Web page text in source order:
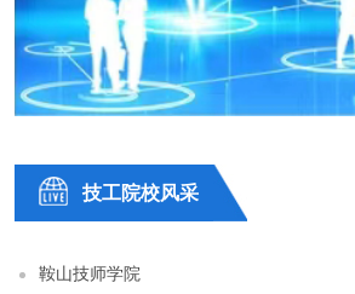
技工院校风采
鞍山技师学院